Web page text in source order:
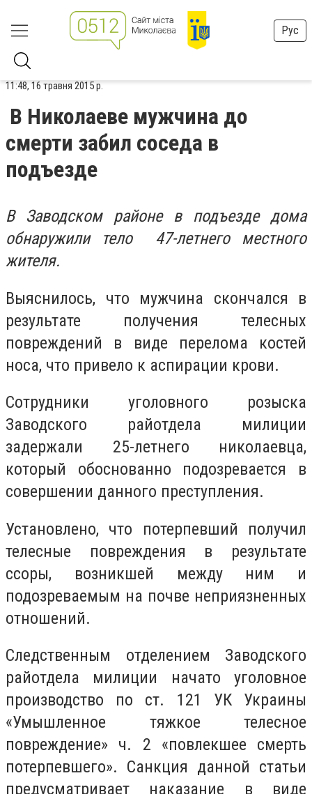
Рус
11:48, 16 травня 2015 р.
В Николаеве мужчина до
смерти забил соседа в
подъезде
В Заводском районе в подъезде дома
обнаружили тело 47-летнего местного
жителя.
Выяснилось, что мужчина скончался в
результате получения телесных
повреждений в виде перелома костей
носа, что привело к аспирации крови.
Сотрудники уголовного розыска
Заводского райотдела милиции
задержали 25-летнего николаевца,
который обоснованно подозревается в
совершении данного преступления.
Установлено, что потерпевший получил
телесные повреждения в результате
ссоры, возникшей между ним и
подозреваемым на почве неприязненных
отношений.
Следственным отделением Заводского
райотдела милиции начато уголовное
производство по ст. 121 УК Украины
«Умышленное тяжкое телесное
повреждение» ч. 2 «повлекшее смерть
потерпевшего». Санкция данной статьи
предусматривает наказание в виде